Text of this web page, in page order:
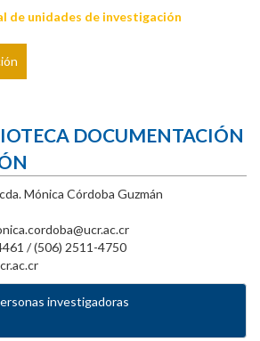
de unidades de investigación
DOCUMENTACIÓN
Mónica Córdoba Guzmán
/ (506) 2511-4750
investigadoras